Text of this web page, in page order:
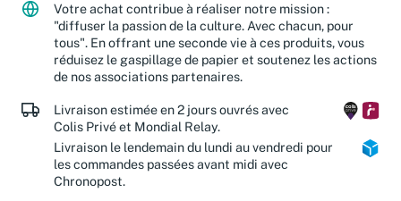
Votre achat contribue à réaliser notre mission :
"diffuser la passion de la culture. Avec chacun, pour
tous". En offrant une seconde vie à ces produits, vous
réduisez le gaspillage de papier et soutenez les actions
de nos associations partenaires.
Livraison estimée en 2 jours ouvrés avec
Colis Privé et Mondial Relay.
Livraison le lendemain du lundi au vendredi pour
les commandes passées avant midi avec
Chronopost.